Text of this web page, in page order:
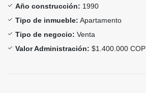
Año construcción: 1990
Tipo de inmueble: Apartamento
Tipo de negocio: Venta
Valor Administración: $1.400.000 COP